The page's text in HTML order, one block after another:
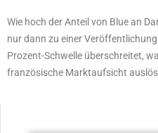
Wie hoch der Anteil von Blue an
nur dann zu einer
Prozent-Schwelle überschreitet,
französische Marktaufsicht